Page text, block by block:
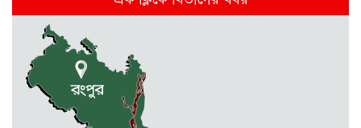
রাজশাহীতে স্কুলের ৬ তলা থেকে লাফ
দিয়ে শিক্ষার্থীর মৃত্যু
দুর্গাপুরে ৪০ বোতল ভারতীয় মদসহ
আটক ২